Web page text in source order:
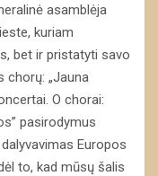
asamblėja
kuriam
bet ir pristatyti savo
chorų: „Jauna
O chorai:
pasirodymus
Europos
to, kad mūsų šalis